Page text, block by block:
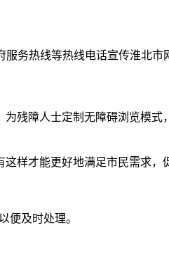
务热线等热线电话宣传淮北市
残障人士定制无障碍浏览模式
样才能更好地满足市民需求，
便及时处理。